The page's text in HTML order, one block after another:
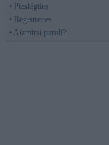
• Pieslēgties
• Reģistrēties
• Aizmirsi paroli?